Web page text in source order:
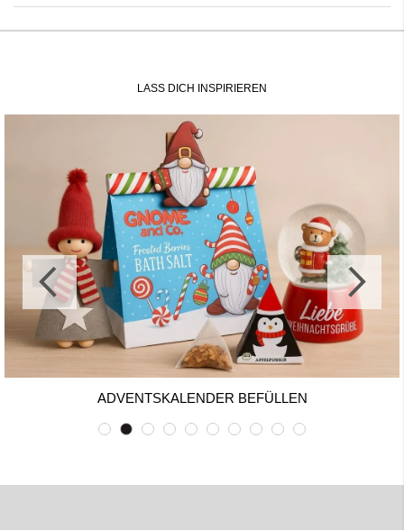
LASS DICH INSPIRIEREN
ADVENTSKALENDER BEFÜLLEN